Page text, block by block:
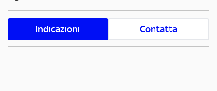
Indicazioni Contatta